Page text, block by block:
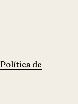
Política de